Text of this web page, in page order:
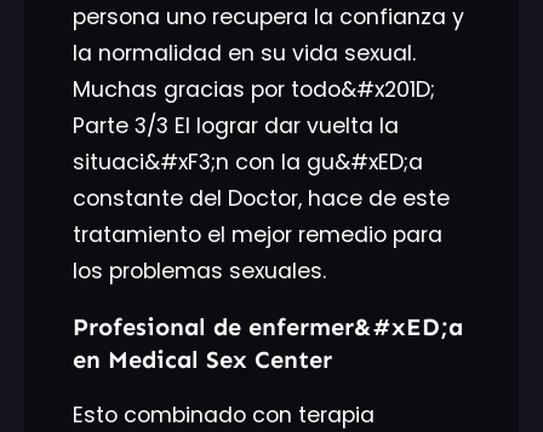
persona uno recupera la confianza y
la normalidad en su vida sexual.
Muchas gracias por todo&#x201D;
Parte 3/3 El lograr dar vuelta la
situaci&#xF3;n con la gu&#xED;a
constante del Doctor, hace de este
tratamiento el mejor remedio para
los problemas sexuales.
Profesional de enfermer&#xED;a
en Medical Sex Center
Esto combinado con terapia